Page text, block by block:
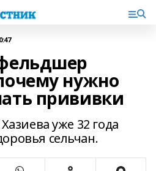
нужно
прививки
уже 32 года
сельчан.